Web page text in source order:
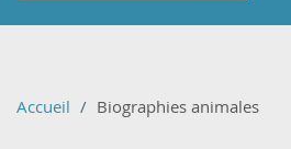
Accueil Biographies animales